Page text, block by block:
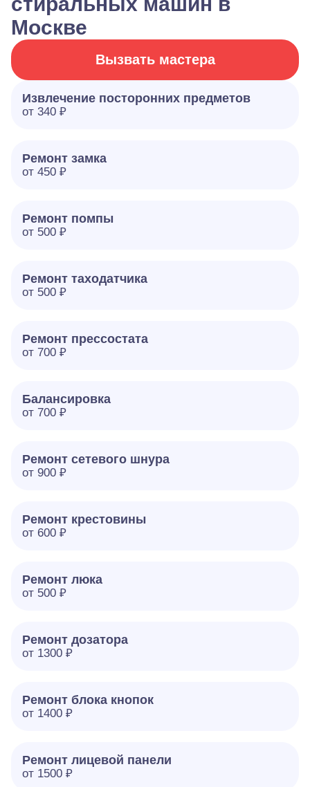
Москве
Вызвать мастера
Извлечение посторонних предметов
от 340 ₽
Ремонт замка
от 450 ₽
Ремонт помпы
от 500 ₽
Ремонт таходатчика
от 500 ₽
Ремонт прессостата
от 700 ₽
Балансировка
от 700 ₽
Ремонт сетевого шнура
от 900 ₽
Ремонт крестовины
от 600 ₽
Ремонт люка
от 500 ₽
Ремонт дозатора
от 1300 ₽
Ремонт блока кнопок
от 1400 ₽
Ремонт лицевой панели
от 1500 ₽